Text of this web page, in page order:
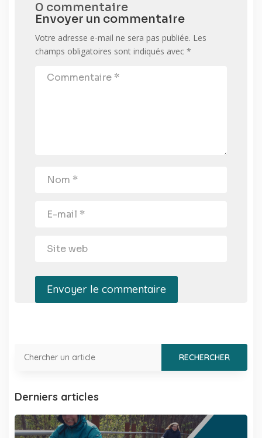
0 commentaire
Envoyer un commentaire
Votre adresse e-mail ne sera pas publiée. Les
champs obligatoires sont indiqués avec *
Envoyer le commentaire
Derniers articles